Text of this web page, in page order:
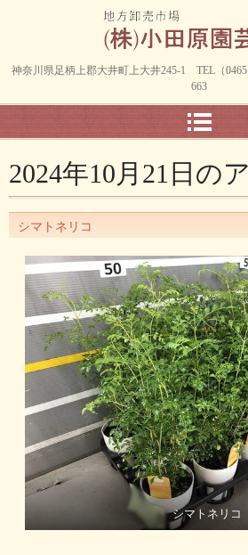
神奈川県足柄上郡大井町上大井245-1 TEL（
663
2024年10月21日 の
シマトネリコ
シマトネリコ